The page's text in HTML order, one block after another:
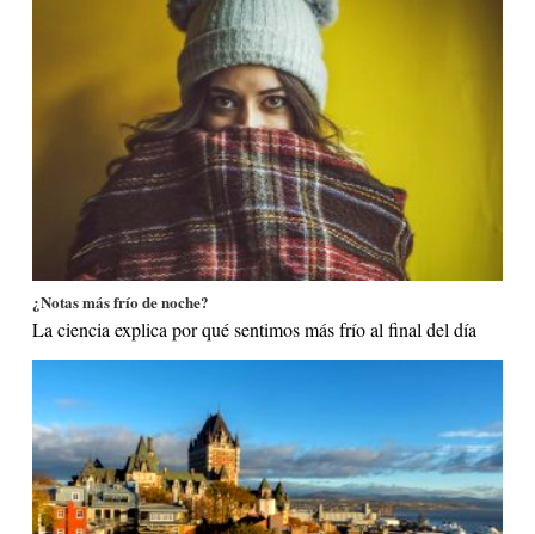
¿Notas más frío de noche?
La ciencia explica por qué sentimos más frío al final del día